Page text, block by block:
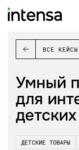
ВСЕ КЕЙСЫ
Умный
для
ДЕТСКИЕ ТОВАРЫ